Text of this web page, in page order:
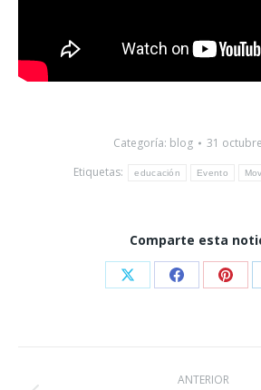
Categoría: blog
31
Etiquetas:
educación Evento
Comparte esta
Share Share
Navegación
ANTERIOR